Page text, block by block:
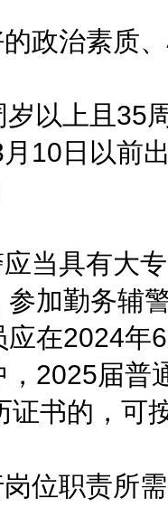
治素质、
上且35周
月10日以前
具有大专
加勤务辅
应在2024年
2025届普
证书的，可
职责所需